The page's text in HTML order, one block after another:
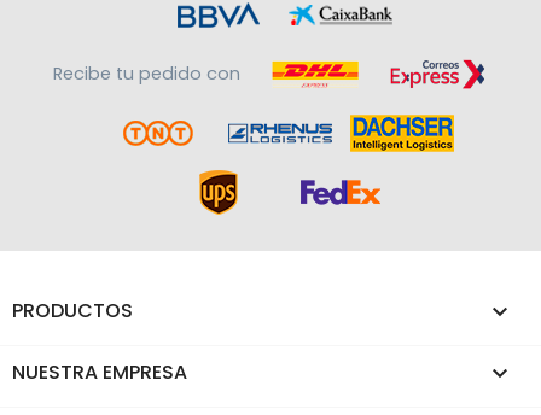
Recibe tu pedido con
PRODUCTOS 
NUESTRA EMPRESA 